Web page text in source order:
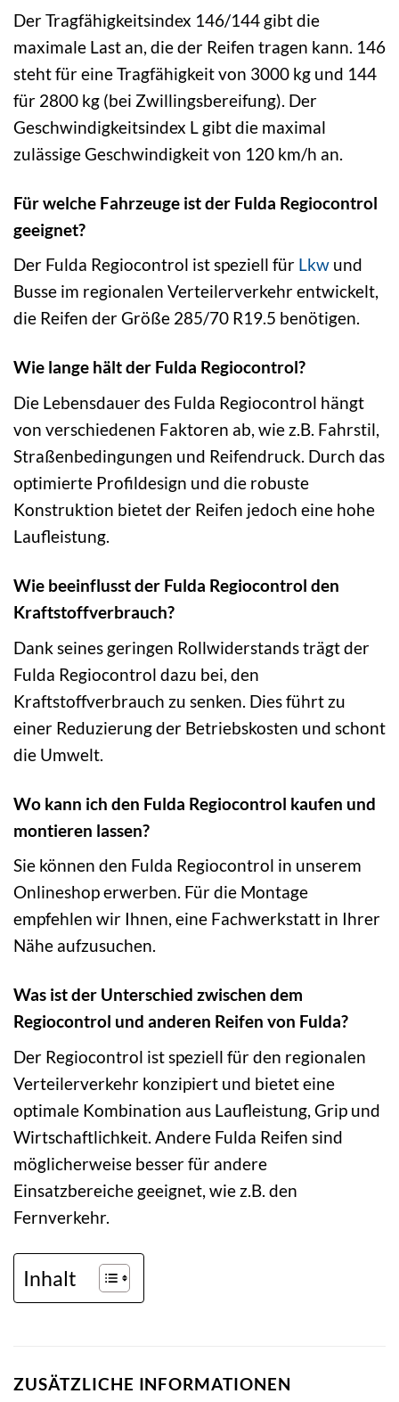
Der Tragfähigkeitsindex 146/144 gibt die
maximale Last an, die der Reifen tragen kann. 146
steht für eine Tragfähigkeit von 3000 kg und 144
für 2800 kg (bei Zwillingsbereifung). Der
Geschwindigkeitsindex L gibt die maximal
zulässige Geschwindigkeit von 120 km/h an.
Für welche Fahrzeuge ist der Fulda Regiocontrol
geeignet?
Der Fulda Regiocontrol ist speziell für Lkw und
Busse im regionalen Verteilerverkehr entwickelt,
die Reifen der Größe 285/70 R19.5 benötigen.
Wie lange hält der Fulda Regiocontrol?
Die Lebensdauer des Fulda Regiocontrol hängt
von verschiedenen Faktoren ab, wie z.B. Fahrstil,
Straßenbedingungen und Reifendruck. Durch das
optimierte Profildesign und die robuste
Konstruktion bietet der Reifen jedoch eine hohe
Laufleistung.
Wie beeinflusst der Fulda Regiocontrol den
Kraftstoffverbrauch?
Dank seines geringen Rollwiderstands trägt der
Fulda Regiocontrol dazu bei, den
Kraftstoffverbrauch zu senken. Dies führt zu
einer Reduzierung der Betriebskosten und schont
die Umwelt.
Wo kann ich den Fulda Regiocontrol kaufen und
montieren lassen?
Sie können den Fulda Regiocontrol in unserem
Onlineshop erwerben. Für die Montage
empfehlen wir Ihnen, eine Fachwerkstatt in Ihrer
Nähe aufzusuchen.
Was ist der Unterschied zwischen dem
Regiocontrol und anderen Reifen von Fulda?
Der Regiocontrol ist speziell für den regionalen
Verteilerverkehr konzipiert und bietet eine
optimale Kombination aus Laufleistung, Grip und
Wirtschaftlichkeit. Andere Fulda Reifen sind
möglicherweise besser für andere
Einsatzbereiche geeignet, wie z.B. den
Fernverkehr.
Inhalt
ZUSÄTZLICHE INFORMATIONEN